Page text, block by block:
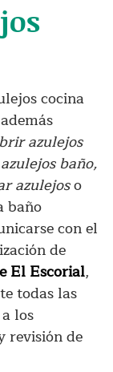
cocina
azulejos
baño,
azulejoso
baño
con el
de
El Escorial,
todas las
los
revisión de